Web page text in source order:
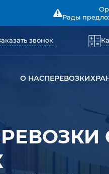
Рады
звонок
О НАСПЕРЕВОЗКИ